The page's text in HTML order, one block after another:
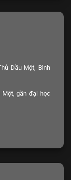
Dầu Một, Bình
Một, gần đại học